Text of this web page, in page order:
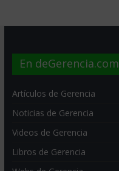
En deGerencia.com
Artículos de Gerencia
Noticias de Gerencia
Videos de Gerencia
Libros de Gerencia